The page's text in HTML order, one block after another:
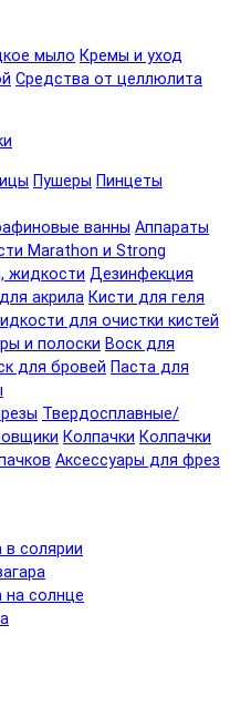
мыло Кремы и уход
Средства от целлюлита
Пушеры Пинцеты
ванны Аппараты
Marathon и Strong
жидкости Дезинфекция
акрила Кисти для геля
для очистки кистей
и полоски Воск для
для бровей Паста для
Твердосплавные/
Колпачки Колпачки
Аксессуары для фрез
в солярии
на солнце